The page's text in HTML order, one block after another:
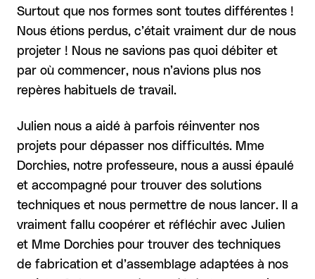
Surtout que nos formes sont toutes différentes !
Nous étions perdus, c’était vraiment dur de nous
projeter ! Nous ne savions pas quoi débiter et
par où commencer, nous n’avions plus nos
repères habituels de travail.
Julien nous a aidé à parfois réinventer nos
projets pour dépasser nos difficultés. Mme
Dorchies, notre professeure, nous a aussi épaulé
et accompagné pour trouver des solutions
techniques et nous permettre de nous lancer. Il a
vraiment fallu coopérer et réfléchir avec Julien
et Mme Dorchies pour trouver des techniques
de fabrication et d’assemblage adaptées à nos